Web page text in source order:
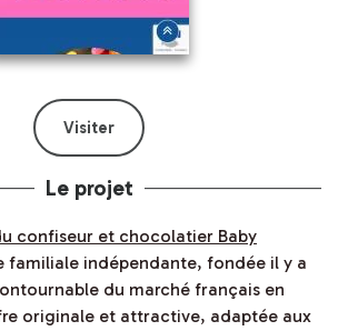
Visiter
Le projet
confiseur et chocolatier Baby
familiale indépendante, fondée il y a
du marché français en
originale et attractive, adaptée aux